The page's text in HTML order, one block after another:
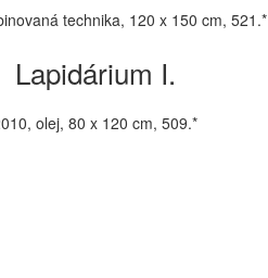
technika, 120 x 150 cm, 521.*
Lapidárium I.
olej, 80 x 120 cm, 509.*